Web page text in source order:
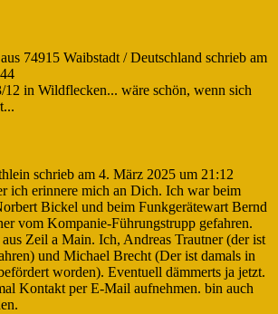
aus 74915 Waibstadt / Deutschland schrieb am
in Wildflecken... wäre schön, wenn sich
schrieb am 4. März 2025 um 21:12
ich erinnere mich an Dich. Ich war beim
Bickel und beim Funkgerätewart Bernd
vom Kompanie-Führungstrupp gefahren.
Zeil a Main. Ich, Andreas Trautner (der ist
und Michael Brecht (Der ist damals in
worden). Eventuell dämmerts ja jetzt.
Kontakt per E-Mail aufnehmen. bin auch